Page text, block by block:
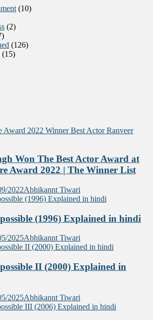
(10)
(2)
(126)
(15)
Won The Best Actor Award at
Award 2022 | The Winner List
2022Abhikannt Tiwari
(1996) Explained in hindi
2025Abhikannt Tiwari
II (2000) Explained in
2025Abhikannt Tiwari